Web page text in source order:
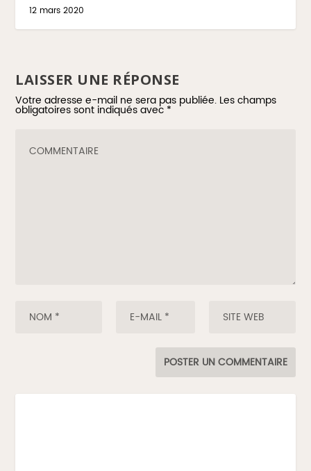
12 mars 2020
LAISSER UNE RÉPONSE
Votre adresse e-mail ne sera pas publiée. Les champs
obligatoires sont indiqués avec *